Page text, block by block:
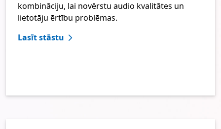
kombināciju, lai novērstu audio kvalitātes un
lietotāju ērtību problēmas.
Lasīt stāstu